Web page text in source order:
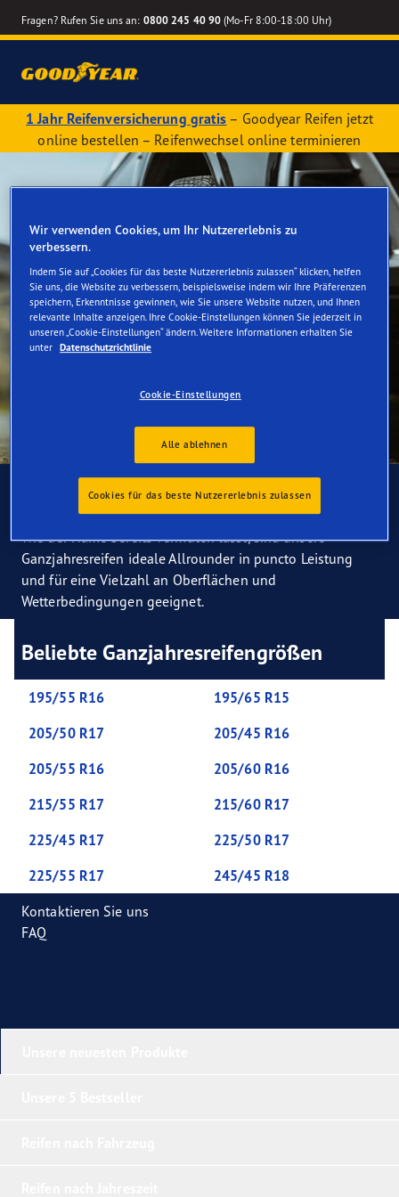
Fragen? Rufen Sie uns an: 0800 245 40 90 (Mo-Fr 8:00-18:00 Uhr)
1 Jahr Reifenversicherung gratis – Goodyear Reifen jetzt
online bestellen – Reifenwechsel online terminieren
Ganzjahresreifen
Wie der Name bereits vermuten lässt, sind unsere
Ganzjahresreifen ideale Allrounder in puncto Leistung
und für eine Vielzahl an Oberflächen und
Wetterbedingungen geeignet.
Beliebte Ganzjahresreifengrößen
195/55 R16
195/65 R15
205/50 R17
205/45 R16
205/55 R16
205/60 R16
215/55 R17
215/60 R17
225/45 R17
225/50 R17
225/55 R17
245/45 R18
Kontaktieren Sie uns
FAQ
Wir verwenden Cookies, um Ihr Nutzererlebnis zu
verbessern.
Indem Sie auf „Cookies für das beste Nutzererlebnis zulassen“ klicken, helfen
Sie uns, die Website zu verbessern, beispielsweise indem wir Ihre Präferenzen
speichern, Erkenntnisse gewinnen, wie Sie unsere Website nutzen, und Ihnen
relevante Inhalte anzeigen. Ihre Cookie-Einstellungen können Sie jederzeit in
unseren „Cookie-Einstellungen“ ändern. Weitere Informationen erhalten Sie
unter Datenschutzrichtlinie
Cookie-Einstellungen
Alle ablehnen
Cookies für das beste Nutzererlebnis zulassen